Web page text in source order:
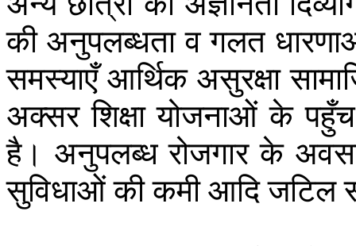
की अनुपलब्धता व गलत
समस्याएँ आर्थिक असुरक्षा
अक्सर शिक्षा योजनाओं के पहुँच
है। अनुपलब्ध रोजगार के
सुविधाओं की कमी आदि जटिल